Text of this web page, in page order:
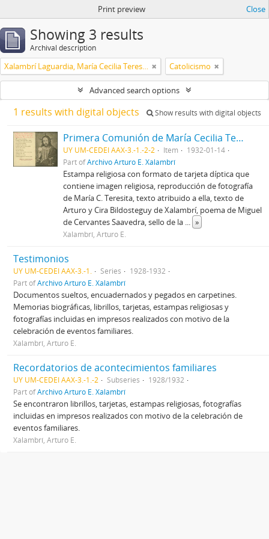
Print preview Close
Showing 3 results
Archival description
Xalambrí Laguardia, María Cecilia Teresita Catolicismo
Advanced search options
1 results with digital objects Show results with digital objects
Primera Comunión de María Cecilia Teresita Xalambrí Laguardia
UY UM-CEDEI AAX-3.-1.-2-2 Item
1932-01-14
Part ofArchivo Arturo E. Xalambrí
Estampa religiosa con formato de tarjeta díptica que
contiene imagen religiosa, reproducción de fotografía
de María C. Teresita, texto atribuido a ella, texto de
Arturo y Cira Bildosteguy de Xalambrí, poema de Miguel
de Cervantes Saavedra, sello de la ... »
Xalambrí, Arturo E.
Testimonios
UY UM-CEDEI AAX-3.-1. Series
1928-1932
Part ofArchivo Arturo E. Xalambrí
Documentos sueltos, encuadernados y pegados en carpetines.
Memorias biográficas, librillos, tarjetas, estampas religiosas y
fotografías incluidas en impresos realizados con motivo de la
celebración de eventos familiares.
Xalambrí, Arturo E.
Recordatorios de acontecimientos familiares
UY UM-CEDEI AAX-3.-1.-2 Subseries
1928/1932
Part ofArchivo Arturo E. Xalambrí
Se encontraron librillos, tarjetas, estampas religiosas, fotografías
incluidas en impresos realizados con motivo de la celebración de
eventos familiares.
Xalambrí, Arturo E.